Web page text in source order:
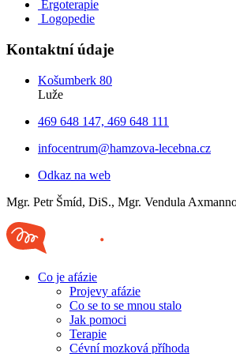
Ergoterapie
Logopedie
Kontaktní údaje
Košumberk 80
Luže
469 648 147, 469 648 111
infocentrum@hamzova-lecebna.cz
Odkaz na web
Mgr. Petr Šmíd, DiS., Mgr. Vendula
Co je afázie
Projevy afázie
Co se to se mnou stalo
Jak pomoci
Terapie
Cévní mozková příhoda